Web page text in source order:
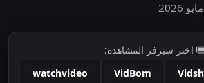
اختر سيرفر المشاهدة:
VidBom
watchvideo